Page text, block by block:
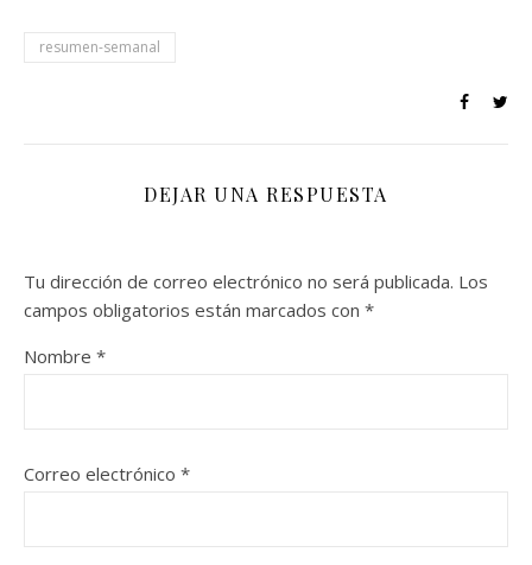
resumen-semanal
DEJAR UNA RESPUESTA
Tu dirección de correo electrónico no será publicada. Los
campos obligatorios están marcados con *
Nombre *
Correo electrónico *